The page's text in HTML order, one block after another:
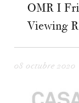
OMR I
Viewing
08 octubre 2020